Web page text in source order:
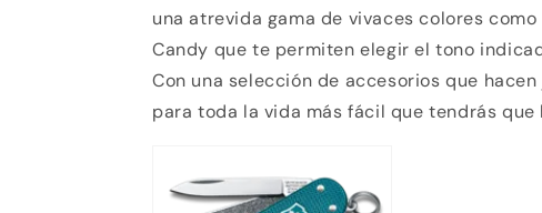
una atrevida gama de vivaces colores
Candy que te permiten elegir el tono
Con una selección de accesorios que
para toda la vida más fácil que tendrás que